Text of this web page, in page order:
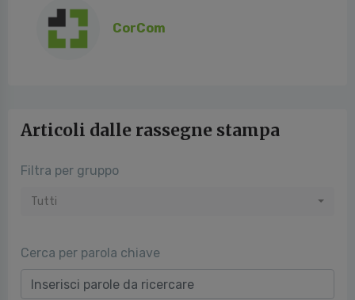
CorCom
Articoli dalle rassegne stampa
Filtra per gruppo
Tutti
Cerca per parola chiave